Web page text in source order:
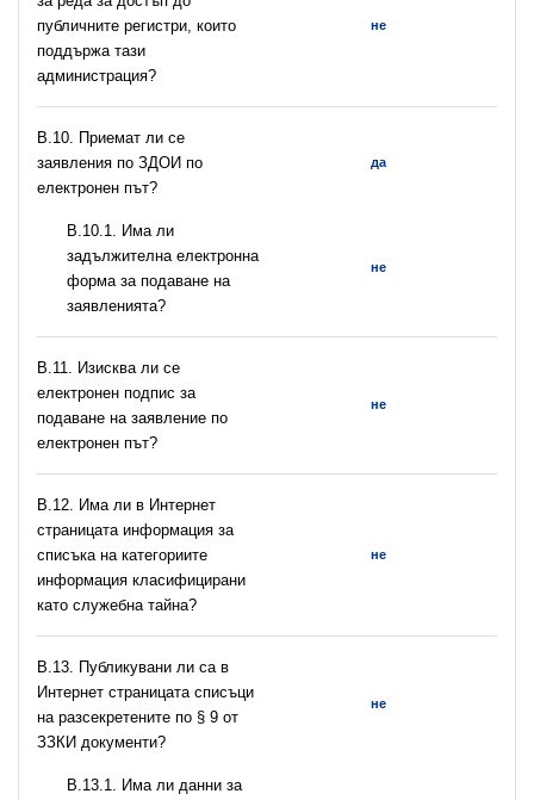
публичните регистри, които
поддържа тази
администрация?
не
В.10. Приемат ли се
заявления по ЗДОИ по
електронен път?
да
В.10.1. Има ли
задължителна електронна
форма за подаване на
заявленията?
не
В.11. Изисква ли се
електронен подпис за
подаване на заявление по
електронен път?
не
В.12. Има ли в Интернет
страницата информация за
списъка на категориите
информация класифицирани
като служебна тайна?
не
В.13. Публикувани ли са в
Интернет страницата списъци
на разсекретените по § 9 от
ЗЗКИ документи?
не
В.13.1. Има ли данни за